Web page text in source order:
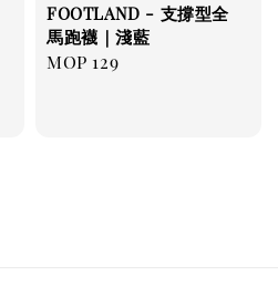
FOOTLAND - 支撐型全
馬跑襪｜淺藍
Regular
MOP 129